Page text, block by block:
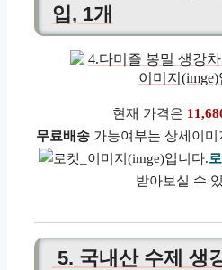
입, 1개
현재 가격은
무료배송가능여부는 상세이미
받아보실 수
5. 국내산 수제 생